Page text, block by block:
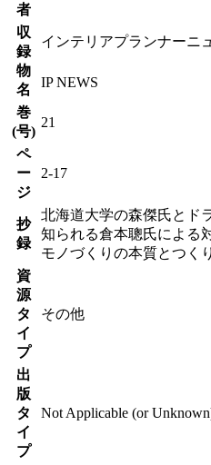
者
収
録
物
名
インテリアプランナーニ
IP NEWS
巻
(号)
21
ペ
ー
ジ
2-17
抄
録
北海道大学の森傑氏とド
知られる倉本聰氏による
モノづくりの本質とつく
資
源
タ
イ
プ
その他
出
版
タ
イ
プ
Not Applicable (or